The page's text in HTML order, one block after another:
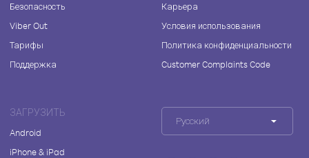
Безопасность
Viber Out
Тарифы
Поддержка
Карьера
Условия использования
Политика конфиденциальности
Customer Complaints Code
ЗАГРУЗИТЬ
Android
iPhone & iPad
Русский